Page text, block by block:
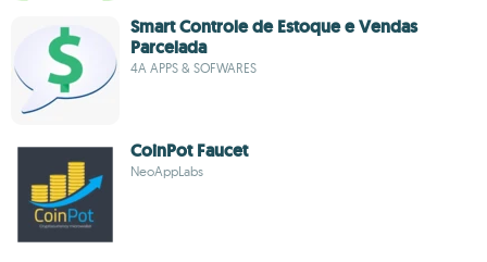
Smart Controle de Estoque e Vendas
Parcelada
4A APPS & SOFWARES
CoinPot Faucet
NeoAppLabs